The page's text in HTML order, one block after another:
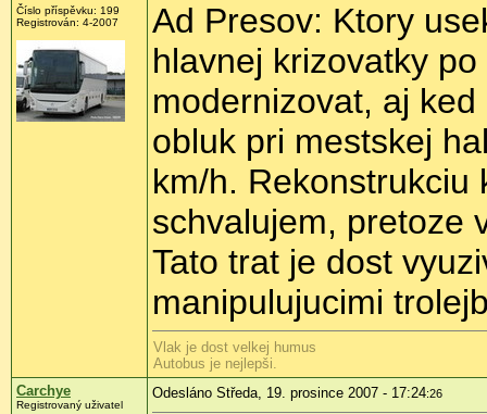
Číslo příspěvku: 199
Registrován: 4-2007
Ad Presov: Ktory
hlavnej krizovatky
modernizovat, aj
obluk pri mestskej
km/h. Rekonstrukciu
schvalujem, pretoze
Tato trat je dost
manipulujucimi
Vlak je dost velkej humus
Autobus je nejlepši.
Carchye
Registrovaný uživatel
Odesláno Středa, 19. prosince 2007 - 17:24:26